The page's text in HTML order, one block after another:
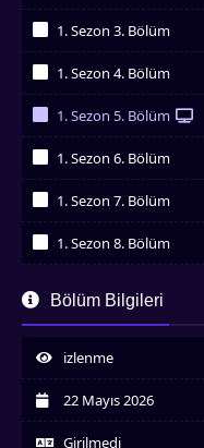
1. Sezon 3. Bölüm
1. Sezon 4. Bölüm
1. Sezon 5. Bölüm
1. Sezon 6. Bölüm
1. Sezon 7. Bölüm
1. Sezon 8. Bölüm
İzledim
Bölüm Bilgileri
izlenme
22 Mayıs 2026
Girilmedi